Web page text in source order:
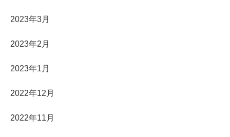
2023年3月
2023年2月
2023年1月
2022年12月
2022年11月